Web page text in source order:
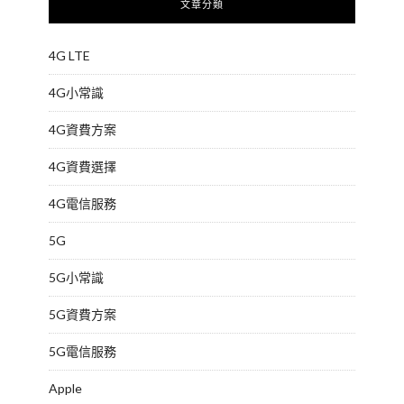
文章分類
4G LTE
4G小常識
4G資費方案
4G資費選擇
4G電信服務
5G
5G小常識
5G資費方案
5G電信服務
Apple